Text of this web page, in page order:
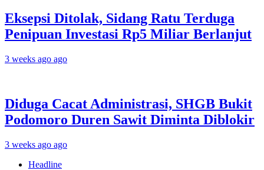
Eksepsi Ditolak, Sidang Ratu Terduga
Penipuan Investasi Rp5 Miliar Berlanjut
3 weeks ago ago
Diduga Cacat Administrasi, SHGB Bukit
Podomoro Duren Sawit Diminta Diblokir
3 weeks ago ago
Headline